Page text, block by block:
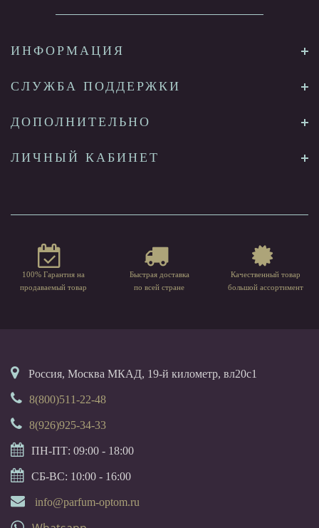
ИНФОРМАЦИЯ
СЛУЖБА ПОДДЕРЖКИ
ДОПОЛНИТЕЛЬНО
ЛИЧНЫЙ КАБИНЕТ
100% Гарантия на
продаваемый товар
Быстрая доставка
по всей стране
Качественный товар
большой ассортимент
Россия, Москва МКАД, 19-й километр, вл20с1
8(800)511-22-48
8(926)925-34-33
ПН-ПТ: 09:00 - 18:00
СБ-ВС: 10:00 - 16:00
info@parfum-optom.ru